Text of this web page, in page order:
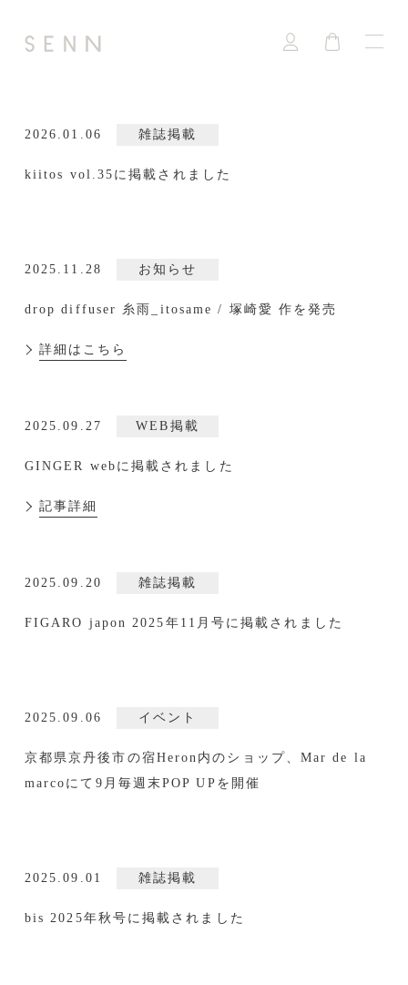
2026.01.06 雑誌掲載
kiitos vol.35に掲載されました
2025.11.28 お知らせ
drop diffuser 糸雨_itosame / 塚崎愛 作を発売
詳細はこちら
2025.09.27 WEB掲載
GINGER webに掲載されました
記事詳細
2025.09.20 雑誌掲載
FIGARO japon 2025年11月号に掲載されました
2025.09.06 イベント
京都県京丹後市の宿Heron内のショップ、Mar de la
marcoにて9月毎週末POP UPを開催
2025.09.01 雑誌掲載
bis 2025年秋号に掲載されました